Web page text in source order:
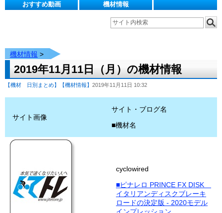
おすすめ動画
機材情報
機材情報 >
2019年11月11日（月）の機材情報
【機材 日別まとめ】 【機材情報】 2019年11月11日 10:32
サイト画像
サイト・ブログ名
■機材名
cyclowired
■ピナレロ PRINCE FX DISK
イタリアンディスクブレーキ
ロードの決定版 - 2020モデル